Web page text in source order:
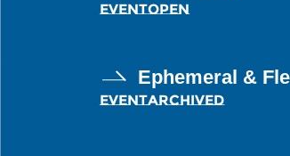
EVENTOPEN
Ephemeral &
EVENTARCHIVED